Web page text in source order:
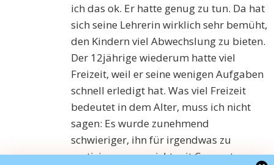
ich das ok. Er hatte genug zu tun. Da hat
sich seine Lehrerin wirklich sehr bemüht,
den Kindern viel Abwechslung zu bieten.
Der 12jährige wiederum hatte viel
Freizeit, weil er seine wenigen Aufgaben
schnell erledigt hat. Was viel Freizeit
bedeutet in dem Alter, muss ich nicht
sagen: Es wurde zunehmend
schwieriger, ihn für irgendwas zu
motivieren, was nicht mit Computer zu